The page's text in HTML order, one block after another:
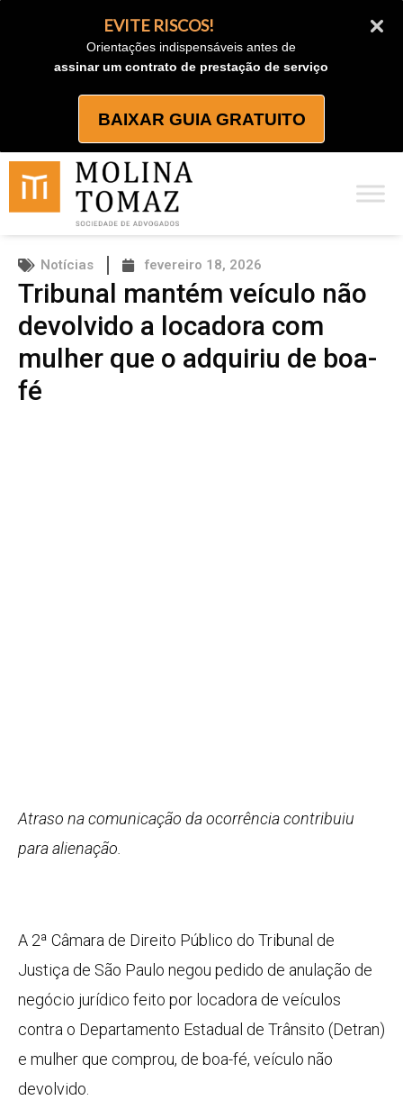
EVITE RISCOS!
Orientações indispensáveis antes de
assinar um contrato de prestação de serviço
BAIXAR GUIA GRATUITO
Notícias fevereiro 18, 2026
Tribunal mantém veículo não
devolvido a locadora com
mulher que o adquiriu de boa-
fé
Atraso na comunicação da ocorrência contribuiu
para alienação.
A 2ª Câmara de Direito Público do Tribunal de
Justiça de São Paulo negou pedido de anulação de
negócio jurídico feito por locadora de veículos
contra o Departamento Estadual de Trânsito (Detran)
e mulher que comprou, de boa-fé, veículo não
devolvido.